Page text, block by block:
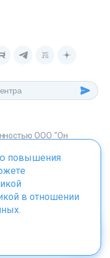
ООО "Он
статьей 1259 ГК. РФ.
повышения
в отношении
.